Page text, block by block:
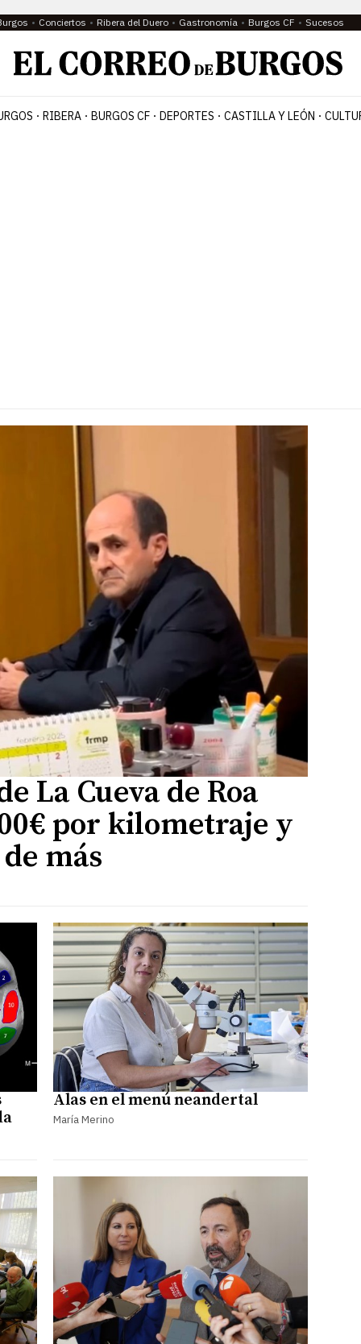
Conciertos Ribera del Duero Gastronomía Burgos CF Sucesos
RIBERA BURGOS CF DEPORTES CASTILLA Y LEÓN
La Cueva de Roa
por kilometraje y
más
Alas en el menú neandertal
María Merino